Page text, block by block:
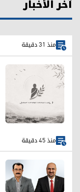
آخر الأخبار
منذ 31 دقيقة
منذ 45 دقيقة